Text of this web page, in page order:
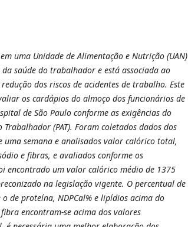
uma Unidade de Alimentação e Nutrição (UAN)
saúde do trabalhador e está associada ao
dos riscos de acidentes de trabalho. Este
os cardápios do almoço dos funcionários de
de São Paulo conforme as exigências do
(PAT). Foram coletados dados dos
uma semana e analisados valor calórico total,
e fibras, e avaliados conforme os
encontrado um valor calórico médio de 1375
na legislação vigente. O percentual de
de proteína, NDPCal% e lipídios acima do
encontram-se acima dos valores